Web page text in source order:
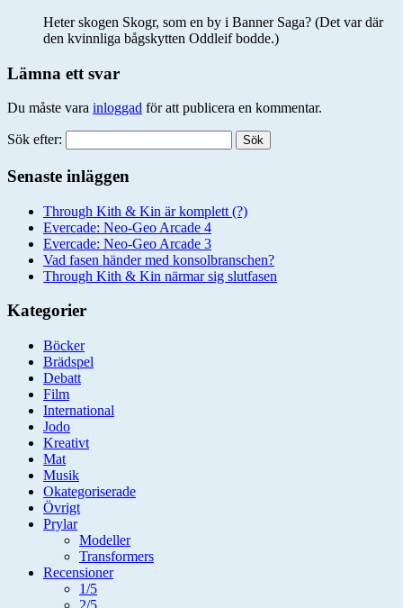
Heter skogen Skogr, som en by i Banner Saga? (Det var där
den kvinnliga bågskytten Oddleif bodde.)
Lämna ett svar
Du måste vara inloggad för att publicera en kommentar.
Sök efter:
Senaste inläggen
Through Kith & Kin är komplett (?)
Evercade: Neo-Geo Arcade 4
Evercade: Neo-Geo Arcade 3
Vad fasen händer med konsolbranschen?
Through Kith & Kin närmar sig slutfasen
Kategorier
Böcker
Brädspel
Debatt
Film
International
Jodo
Kreativt
Mat
Musik
Okategoriserade
Övrigt
Prylar
Modeller
Transformers
Recensioner
1/5